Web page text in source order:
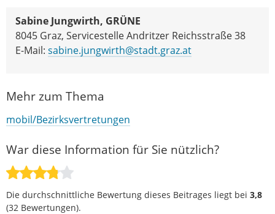
Sabine Jungwirth, GRÜNE
8045 Graz, Servicestelle Andritzer Reichsstraße 38
E-Mail: sabine.jungwirth@stadt.graz.at
Mehr zum Thema
mobil/Bezirksvertretungen
War diese Information für Sie nützlich?
Die durchschnittliche Bewertung dieses Beitrages liegt bei 3,8
(32 Bewertungen).